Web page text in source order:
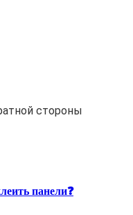
стороны
панели❓